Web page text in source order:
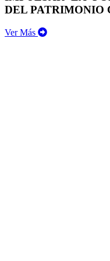
DEL PATRIMONIO
Ver Más